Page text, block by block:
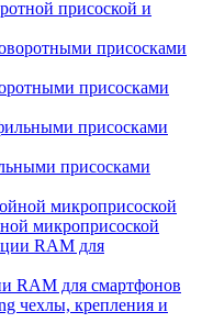
присоской и
присосками
присосками
микроприсоской
RAM для смартфонов